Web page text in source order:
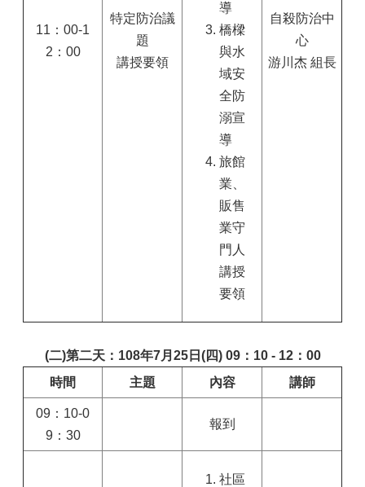
11：00-1
2：00
特定防治議
題
講授要領
導
橋樑
與水
域安
全防
溺宣
導
旅館
業、
販售
業守
門人
講授
要領
自殺防治中
心
游川杰 組長
(二)第二天：108年7月25日(四) 09：10 - 12：00
時間
主題 內容 講師
09：10-0
9：30
報到
社區